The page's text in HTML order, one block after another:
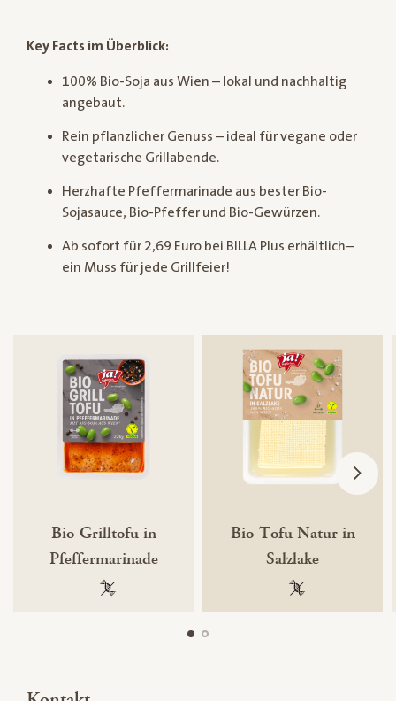
Key Facts im Überblick:
100% Bio-Soja aus Wien – lokal und nachhaltig
angebaut.
Rein pflanzlicher Genuss – ideal für vegane oder
vegetarische Grillabende.
Herzhafte Pfeffermarinade aus bester Bio-
Sojasauce, Bio-Pfeffer und Bio-Gewürzen.
Ab sofort für 2,69 Euro bei BILLA Plus erhältlich–
ein Muss für jede Grillfeier!
Bio-Grilltofu in
Pfeffermarinade
100 % gentechnikfrei
Bio-Tofu Natur in
Salzlake
100 %